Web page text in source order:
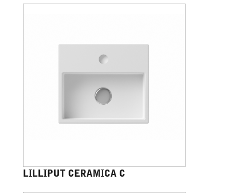
LILLIPUT CERAMICA C